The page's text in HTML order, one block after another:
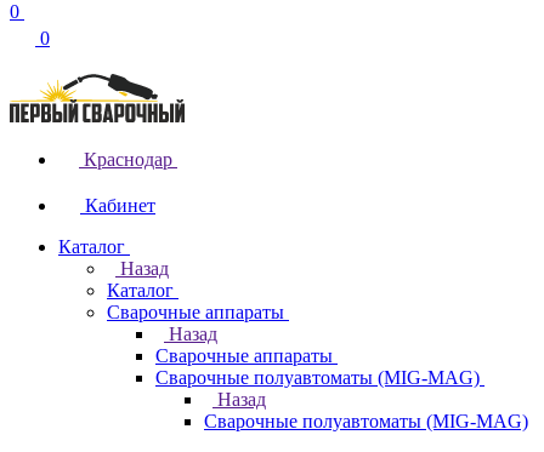
0
0
Краснодар
Кабинет
Каталог
Назад
Каталог
Сварочные аппараты
Назад
Сварочные аппараты
Сварочные полуавтоматы (MIG-MAG)
Назад
Сварочные полуавтоматы (MIG-MAG)